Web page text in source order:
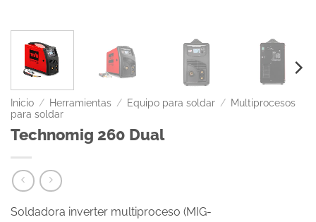
Inicio / Herramientas / Equipo para soldar / Multiprocesos
para soldar
Technomig 260 Dual
Soldadora inverter multiproceso (MIG-